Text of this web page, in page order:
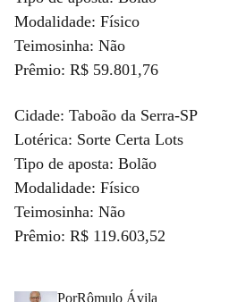
Modalidade: Físico
Teimosinha: Não
Prêmio: R$ 59.801,76
Cidade: Taboão da Serra-SP
Lotérica: Sorte Certa Lots
Tipo de aposta: Bolão
Modalidade: Físico
Teimosinha: Não
Prêmio: R$ 119.603,52
PorRômulo Ávila